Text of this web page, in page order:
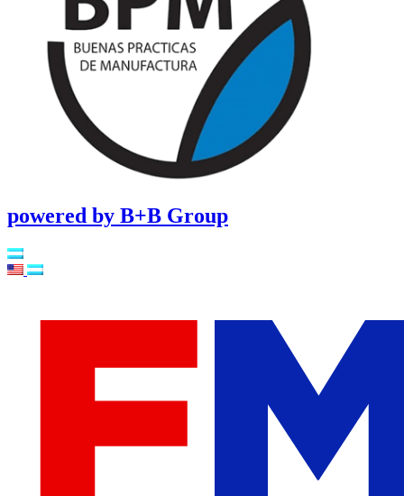
powered by B+B Group